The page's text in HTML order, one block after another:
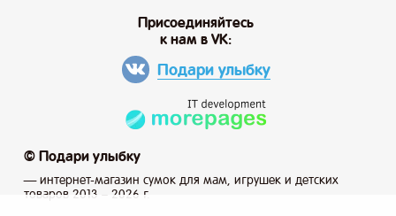
© Подари улыбку
— интернет-магазин сумок для мам, игрушек и детских
товаров 2013 – 2026 г.
Присоединяйтесь
к нам в VK:
Подари улыбку